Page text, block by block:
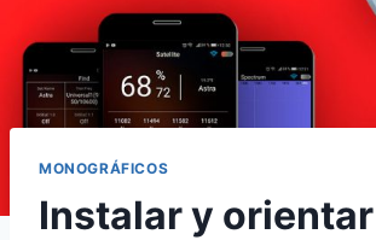
MONOGRÁFICOS
Instalar y